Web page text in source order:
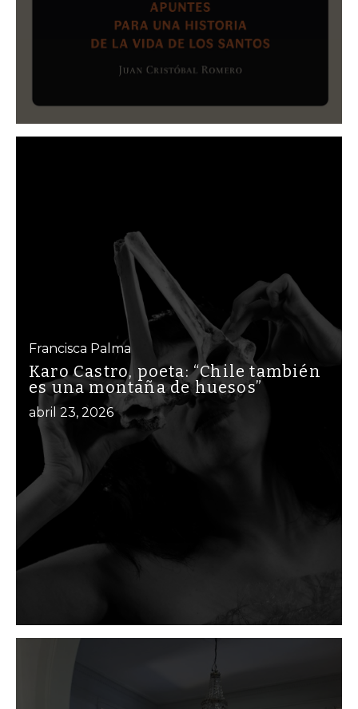
Francisca Palma
Karo Castro, poeta: “Chile también
es una montaña de huesos”
abril 23, 2026